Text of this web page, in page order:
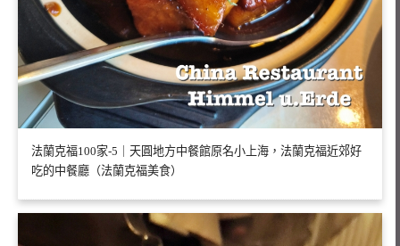
法蘭克福100家-5｜天圓地方中餐館原名小上海，法蘭克福近郊好
吃的中餐廳（法蘭克福美食）